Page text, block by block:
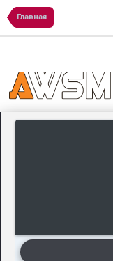
Главная